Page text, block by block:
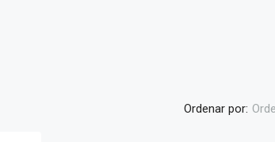
Ordenar por: